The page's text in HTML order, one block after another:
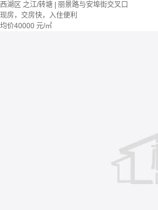
西湖区 之江/转塘 | 丽景路与安埠街交叉口
现房，交房快，入住便利
均价40000 元/㎡